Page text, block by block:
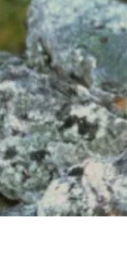
preferencji
lub region, w
cookie pomagają
anonimowe
pliki cookie stosowane